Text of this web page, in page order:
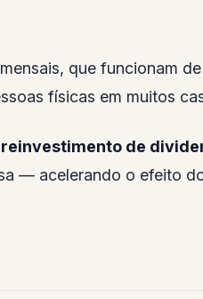
que funcionam
físicas em muitos
reinvestimento de
— acelerando o efeito